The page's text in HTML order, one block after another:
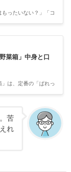
もったいない？」「コ
てみた。結論として
出す価値があると感
。ただし使い方を間
注文頻度がカギ。コ
人暮らし向き度ぱれ
〜6,000円◎ コスパ
菜箱」中身と口
は、定番の「ぱれっ
金・口コミを比較し
参考にしてほしい。
ト産地・生産者のス
届ける品目数S: 6〜
1回の価格S: 約2,30
苦
れ